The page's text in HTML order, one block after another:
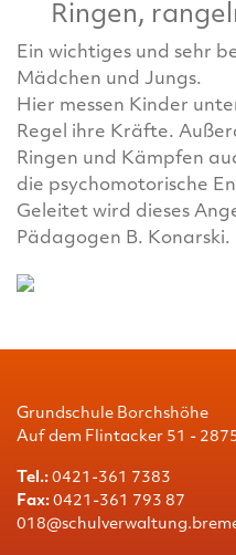
Ringen,
Ein wichtiges und sehr
Mädchen und Jungs.
Hier messen Kinder
Regel ihre Kräfte.
Ringen und Kämpfen
die psychomotorische
Geleitet wird dieses
Pädagogen B. Konarski.
Grundschule Borchshöhe
Auf dem Flintacker 51 -
Tel.: 0421-361 7383
Fax: 0421-361 793 87